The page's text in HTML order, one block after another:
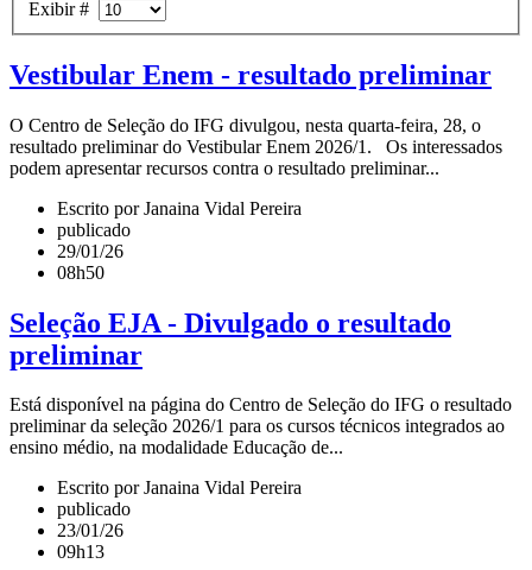
Exibir #
Vestibular Enem - resultado preliminar
O Centro de Seleção do IFG divulgou, nesta quarta-feira, 28, o
resultado preliminar do Vestibular Enem 2026/1. Os interessados
podem apresentar recursos contra o resultado preliminar...
Escrito por Janaina Vidal Pereira
publicado
29/01/26
08h50
Seleção EJA - Divulgado o resultado
preliminar
Está disponível na página do Centro de Seleção do IFG o resultado
preliminar da seleção 2026/1 para os cursos técnicos integrados ao
ensino médio, na modalidade Educação de...
Escrito por Janaina Vidal Pereira
publicado
23/01/26
09h13